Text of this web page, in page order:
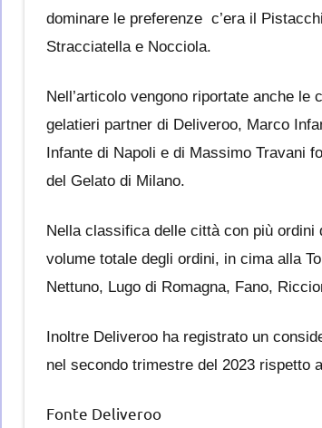
dominare le preferenze c’era il
Stracciatella e Nocciola.
Nell’articolo vengono riportate anche le
gelatieri partner di Deliveroo, Marco
Infante di Napoli e di Massimo Travani
del Gelato di Milano.
Nella classifica delle città con più​ ordini
volume totale degli ordini, in cima alla
Nettuno, Lugo di Romagna, Fano,
Inoltre Deliveroo ha registrato un
nel secondo trimestre del 2023 rispetto
Fonte Deliveroo